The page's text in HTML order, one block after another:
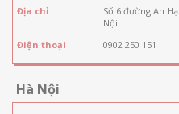
Địa chỉ
Số 6 đường An
Nội
Điện thoại
0902 250 151
Hà Nội